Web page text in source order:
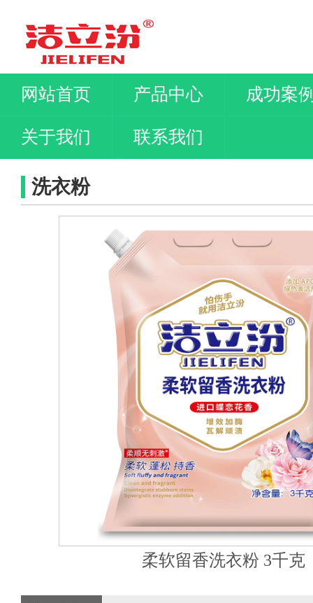
网站首页 产品中心 成功案
关于我们 联系我们
洗衣粉
柔软留香洗衣粉 3千克